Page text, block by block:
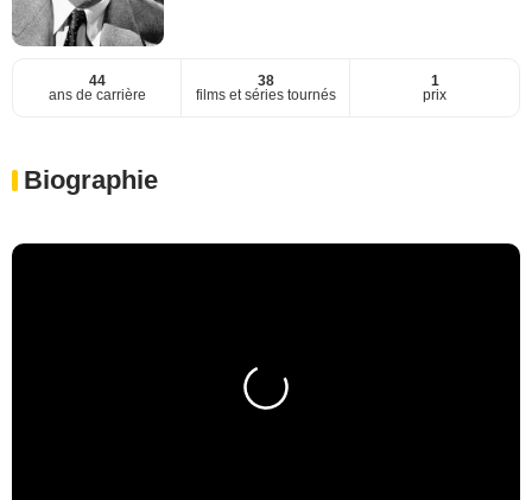
44
ans de carrière
38
films et séries tournés
1
prix
Biographie